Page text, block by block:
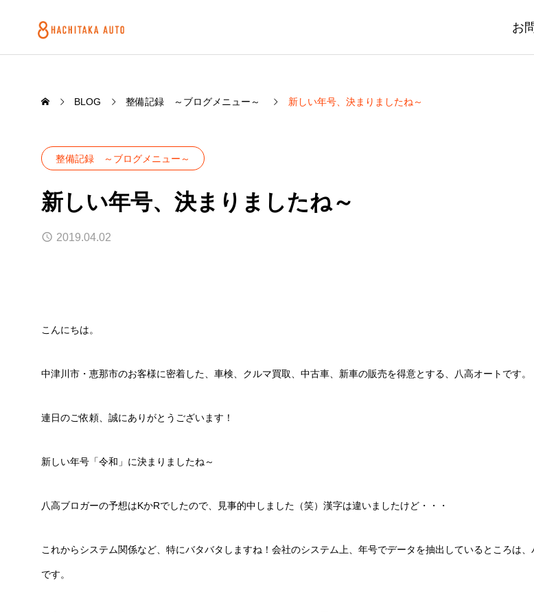
お
BLOG 整備記録 ～ブログメニュー～ 新しい年号、決まりましたね～
整備記録 ～ブログメニュー～
新しい年号、決まりましたね～
2019.04.02
こんにちは。
中津川市・恵那市のお客様に密着した、車検、クルマ買取、中古車、新車の販売を得意とする、八高オートです。
連日のご依頼、誠にありがとうございます！
新しい年号「令和」に決まりましたね～
八高ブロガーの予想はKかRでしたので、見事的中しました（笑）漢字は違いましたけど・・・
これからシステム関係など、特にバタバタしますね！会社のシステム上、年号でデータを抽出しているところは、
です。